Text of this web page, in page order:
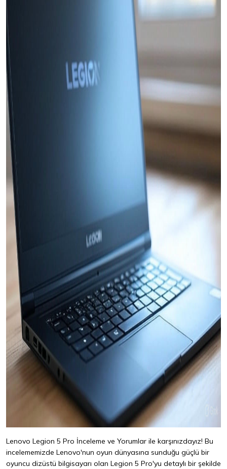
Lenovo Legion 5 Pro İnceleme ve Yorumlar ile karşınızdayız! Bu
incelememizde Lenovo'nun oyun dünyasına sunduğu güçlü bir
oyuncu dizüstü bilgisayarı olan Legion 5 Pro'yu detaylı bir şekilde